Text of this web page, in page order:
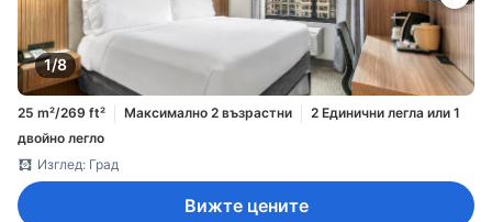
1/8
25 m²/269 ft² Максимално 2 възрастни
2 Единични легла или 1
двойно легло
Изглед: Град
Вижте цените